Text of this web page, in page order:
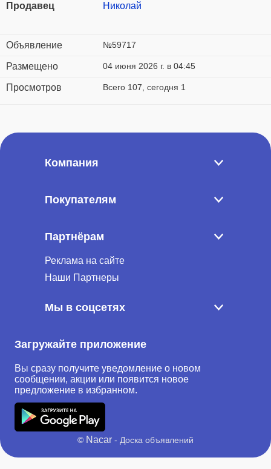
Продавец Николай
Объявление №59717
Размещено 04 июня 2026 г. в 04:45
Просмотров Всего 107, сегодня 1
Компания
Покупателям
Партнёрам
Реклама на сайте
Наши Партнеры
Мы в соцсетях
Загружайте приложение
Вы сразу получите уведомление о новом
сообщении, акции или появится новое
предложение в избранном.
© Nacar - Доска объявлений